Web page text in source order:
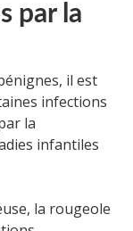
par la
il est
infections
la
infantiles
la rougeole